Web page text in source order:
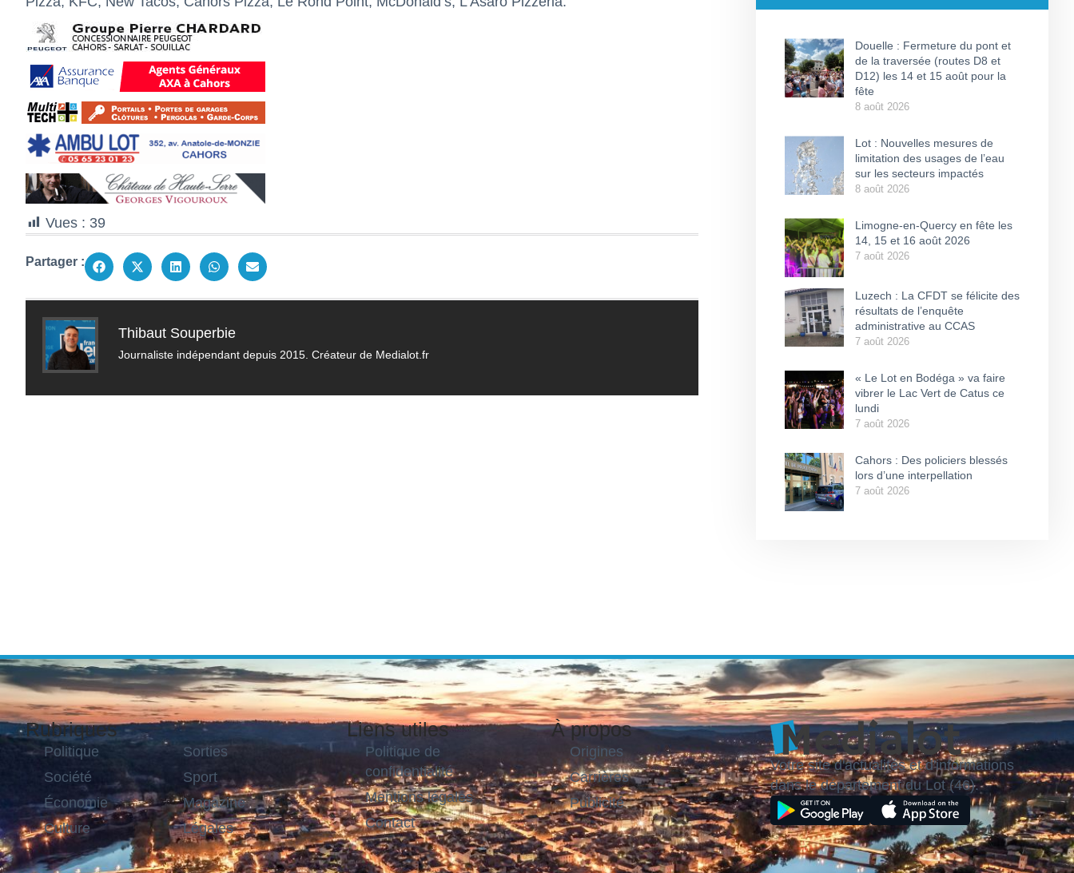
Vues : 39
Partager :
Thibaut Souperbie
Journaliste indépendant depuis 2015. Créateur de Medialot.fr
Douelle : Fermeture du pont et
de la traversée (routes D8 et
D12) les 14 et 15 août pour la
fête
8 août 2026
Lot : Nouvelles mesures de
limitation des usages de l’eau
sur les secteurs impactés
8 août 2026
Limogne-en-Quercy en fête les
14, 15 et 16 août 2026
7 août 2026
Luzech : La CFDT se félicite des
résultats de l’enquête
administrative au CCAS
7 août 2026
« Le Lot en Bodéga » va faire
vibrer le Lac Vert de Catus ce
lundi
7 août 2026
Cahors : Des policiers blessés
lors d’une interpellation
7 août 2026
Rubriques
Politique
Société
Économie
Culture
Sorties
Sport
Magazine
Légales
Liens utiles
Politique de
confidentialité
Mentions légales
Contact
À propos
Origines
Carrières
Publicité
Votre site d'actualités et d'informations
dans le département du Lot (46).